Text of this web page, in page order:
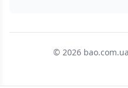
© 2026